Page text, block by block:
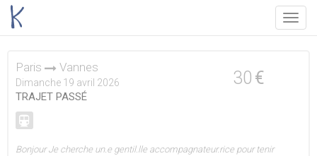
Menu
Paris Vannes
Dimanche 19 avril 2026
TRAJET PASSÉ
30 €
Bonjour Je cherche un.e gentil.lle accompagnateur.rice pour tenir